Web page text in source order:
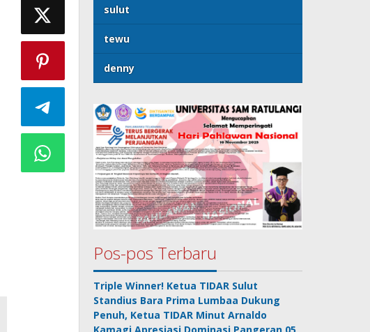
sulut
tewu
denny
Pos-pos Terbaru
Triple Winner! Ketua TIDAR Sulut
Standius Bara Prima Lumbaa Dukung
Penuh, Ketua TIDAR Minut Arnaldo
Kamagi Apresiasi Dominasi Pangeran 05